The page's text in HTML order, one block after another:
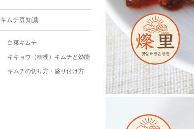
キムチ豆知識
白菜キムチ
キキョウ（桔梗）キムチと効能
キムチの切り方・盛り付け方